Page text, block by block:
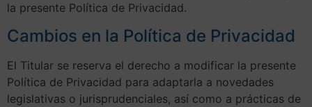
la presente Política de Privacidad.
Cambios en la Política de Privacidad
El Titular se reserva el derecho a modificar la presente
Política de Privacidad para adaptarla a novedades
legislativas o jurisprudenciales, así como a prácticas de